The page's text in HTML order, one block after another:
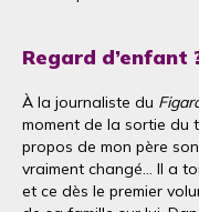
Regard d’enfant
À la journaliste du
moment de la sortie du
propos de mon père
vraiment changé... Il a
et ce dès le premier